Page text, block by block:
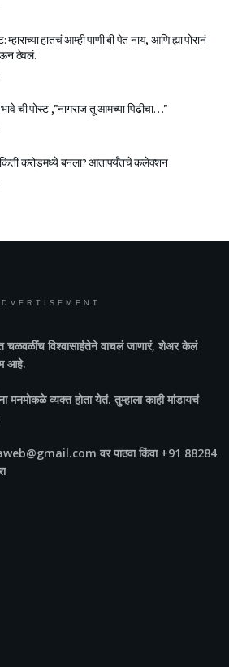
हातचं आम्ही पाणी बी पेत नाय, आणि ह्या पोरानं
ठेवलं.
ची पोस्ट ,”नागराज तू आमच्या पिढीचा…”
करोडमध्ये बनला? आतापर्यँतचे कलेक्शन
चळवळींच विश्वासार्हतेने वाचलं जाणारं, शेअर केलं
आहे.
मनमोकळे व्यक्त होता येतं. तुम्हाला काही मांडायचं
वर पाठवा किंवा +91 88284